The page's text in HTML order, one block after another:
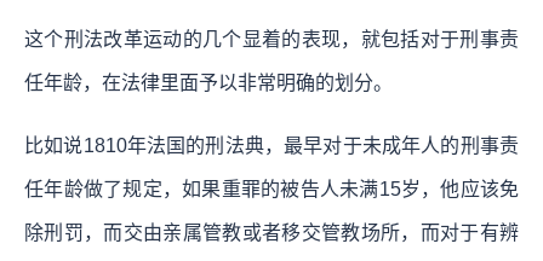
这个刑法改革运动的几个显着的表现，就包括对于刑事责
任年龄，在法律里面予以非常明确的划分。
比如说1810年法国的刑法典，最早对于未成年人的刑事责
任年龄做了规定，如果重罪的被告人未满15岁，他应该免
除刑罚，而交由亲属管教或者移交管教场所，而对于有辨